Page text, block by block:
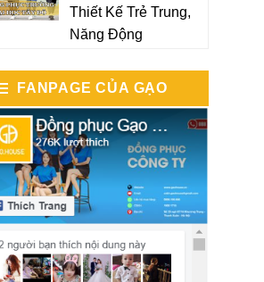
Thiết Kế Trẻ Trung,
Năng Động
FANPAGE CỦA GẠO
HOUSE